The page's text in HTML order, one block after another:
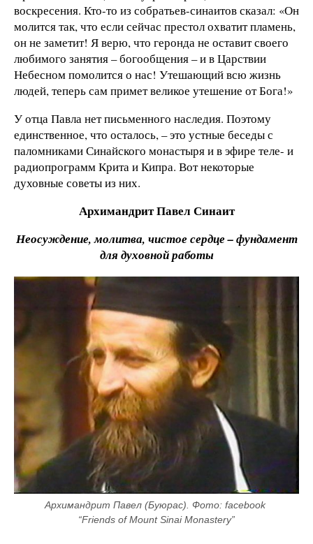
воскресения. Кто-то из собратьев-синаитов сказал: «Он
молится так, что если сейчас престол охватит пламень,
он не заметит! Я верю, что геронда не оставит своего
любимого занятия – богообщения – и в Царствии
Небесном помолится о нас! Утешающий всю жизнь
людей, теперь сам примет великое утешение от Бога!»
У отца Павла нет письменного наследия. Поэтому
единственное, что осталось, – это устные беседы с
паломниками Синайского монастыря и в эфире теле- и
радиопрограмм Крита и Кипра. Вот некоторые
духовные советы из них.
Архимандрит Павел Синаит
Неосуждение, молитва, чистое сердце – фундамент
для духовной работы
Архимандрит Павел (Буюрас). Фото: facebook
“Friends of Mount Sinai Monastery”